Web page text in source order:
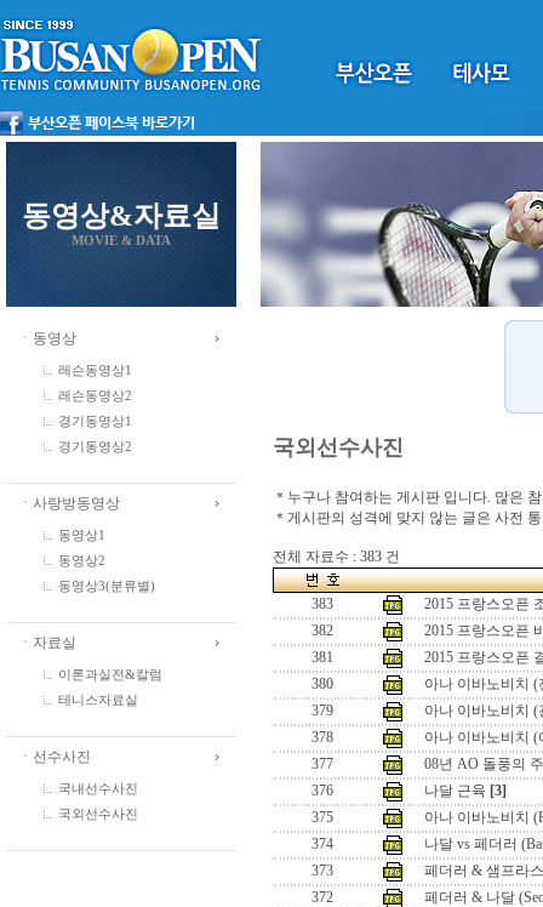
동영상&자료실
MOVIE & DATA
ㆍ동영상
레슨동영상1
레슨동영상2
경기동영상1
경기동영상2
ㆍ사랑방동영상
동영상1
동영상2
동영상3(분류별)
ㆍ자료실
이론과실전&칼럼
테니스자료실
ㆍ선수사진
국내선수사진
국외선수사진
국외선수사진
＊누구나 참여하는 게시판 입니다. 많은
＊게시판의 성격에 맞지 않는 글은 사전
전체 자료수 : 383 건
383
2015 프랑스오픈
382
2015 프랑스오픈
381
2015 프랑스오픈
380
아나 이바노비치 (
379
아나 이바노비치
378
아나 이바노비치 (
377
08년 AO 돌풍의
376
나달 근육 [3]
375
아나 이바노비치
374
나달 vs 페더러
373
페더러 & 샘프라
372
페더러 & 나달